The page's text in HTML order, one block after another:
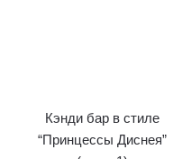
Кэнди бар в стиле
“Принцессы Диснея”